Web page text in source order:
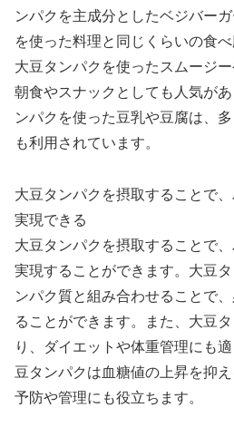
ンパクを主成分としたベジバー
を使った料理と同じくらいの食
大豆タンパクを使ったスムージ
朝食やスナックとしても人気が
ンパクを使った豆乳や豆腐は、
も利用されています。
大豆タンパクを摂取することで
実現できる
大豆タンパクを摂取することで
実現することができます。大豆
ンパク質と組み合わせることで
ることができます。また、大豆
り、ダイエットや体重管理にも
豆タンパクは血糖値の上昇を抑
予防や管理にも役立ちます。